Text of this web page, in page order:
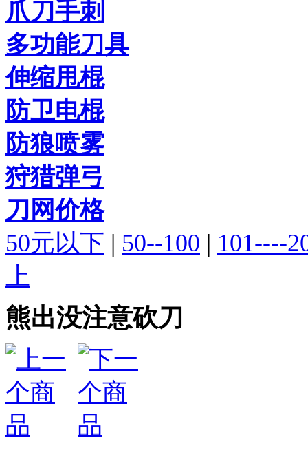
爪刀手刺
多功能刀具
伸缩甩棍
防卫电棍
防狼喷雾
狩猎弹弓
刀网价格
50元以下 | 50--100 | 101----
上
熊出没注意砍刀